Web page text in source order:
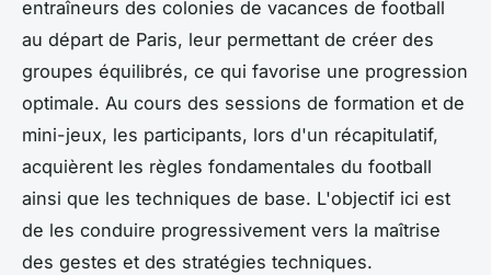
entraîneurs des colonies de vacances de football
au départ de Paris, leur permettant de créer des
groupes équilibrés, ce qui favorise une progression
optimale. Au cours des sessions de formation et de
mini-jeux, les participants, lors d'un récapitulatif,
acquièrent les règles fondamentales du football
ainsi que les techniques de base. L'objectif ici est
de les conduire progressivement vers la maîtrise
des gestes et des stratégies techniques.